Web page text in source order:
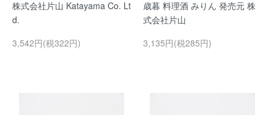
株式会社片山 Katayama Co. Lt
d.
3,542円(税322円)
歳暮 料理酒 みりん 発売元 株
式会社片山
3,135円(税285円)